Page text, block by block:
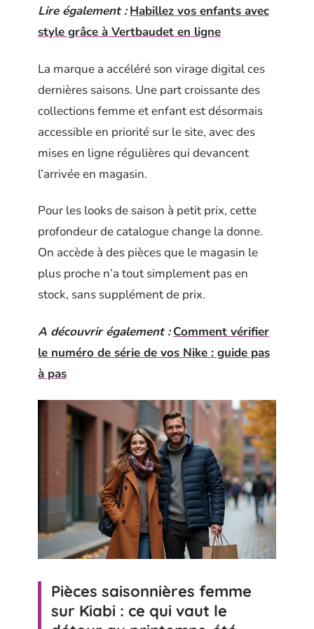
Lire également : Habillez vos enfants avec
style grâce à Vertbaudet en ligne
La marque a accéléré son virage digital ces
dernières saisons. Une part croissante des
collections femme et enfant est désormais
accessible en priorité sur le site, avec des
mises en ligne régulières qui devancent
l’arrivée en magasin.
Pour les looks de saison à petit prix, cette
profondeur de catalogue change la donne.
On accède à des pièces que le magasin le
plus proche n’a tout simplement pas en
stock, sans supplément de prix.
A découvrir également : Comment vérifier
le numéro de série de vos Nike : guide pas
à pas
Pièces saisonnières femme
sur Kiabi : ce qui vaut le